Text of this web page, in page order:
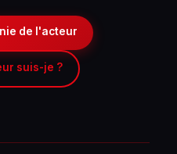
de l'acteur
suis-je ?